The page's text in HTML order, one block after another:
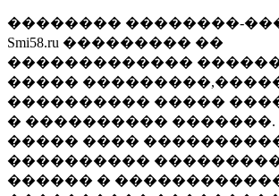
�������� ��������-
Smi58.ru ��������� ��
�������������
�����
���������� �����
� ���������� �������.
����� ����
����������
������ �